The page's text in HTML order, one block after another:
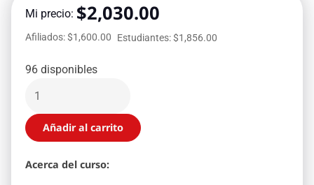
Mi precio: $2,030.00
Afiliados: $1,600.00 Estudiantes: $1,856.00
96 disponibles
Añadir al carrito
Acerca del curso: